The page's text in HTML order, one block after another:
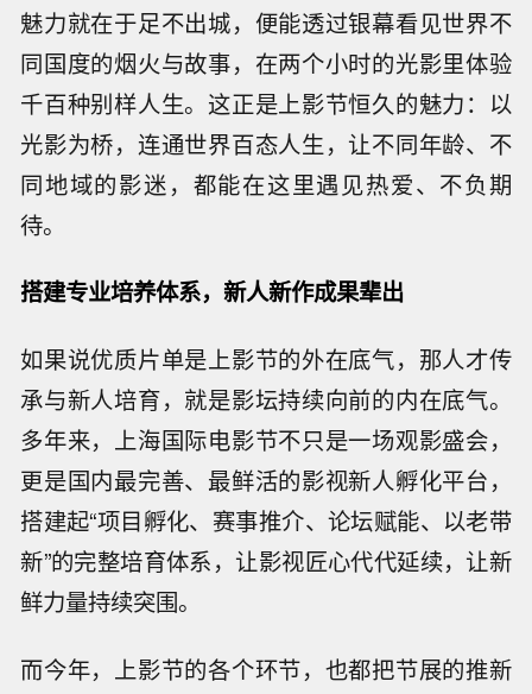
魅力就在于足不出城，便能透过银幕看见世界不
同国度的烟火与故事，在两个小时的光影里体验
千百种别样人生。这正是上影节恒久的魅力：以
光影为桥，连通世界百态人生，让不同年龄、不
同地域的影迷，都能在这里遇见热爱、不负期
待。
搭建专业培养体系，新人新作成果辈出
如果说优质片单是上影节的外在底气，那人才传
承与新人培育，就是影坛持续向前的内在底气。
多年来，上海国际电影节不只是一场观影盛会，
更是国内最完善、最鲜活的影视新人孵化平台，
搭建起“项目孵化、赛事推介、论坛赋能、以老带
新”的完整培育体系，让影视匠心代代延续，让新
鲜力量持续突围。
而今年，上影节的各个环节，也都把节展的推新